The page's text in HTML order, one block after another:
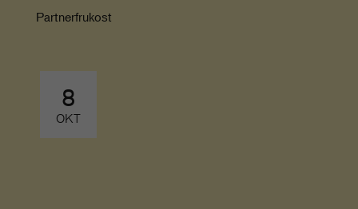
Partnerfrukost
8
OKT